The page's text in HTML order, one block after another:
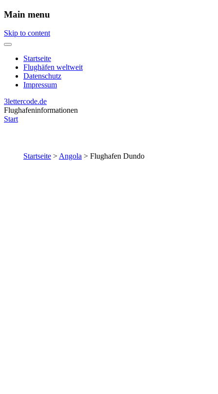
Main menu
Skip to content
Startseite
Flughäfen weltweit
Datenschutz
Impressum
3lettercode.de
Flughafeninformationen
Start
Startseite >Angola > Flughafen Dundo